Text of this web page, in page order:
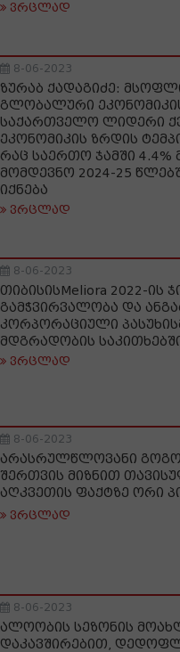
ვრცლად
8-06-2023
ზურაბ ქადაგიძე:
გლობალური
საქართველო ლიდერი
ეკონომიკის ზრდის
რაც საერთო ჯამში 4.4%
მომდევნო 2024-25
იქნება
ვრცლად
8-06-2023
თიბისისMeliora 2022-ის
გამჭვირვალობა და
კორპორაციული
მდგრადობის
ვრცლად
8-06-2023
არასრულწლოვანი
შერთვის მიზნით
აღკვეთის ფაქტზე ორი
ვრცლად
8-06-2023
ალოობის სეზონის
დაკავშირებით,